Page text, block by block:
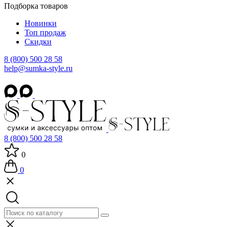
Подборка товаров
Новинки
Топ продаж
Скидки
8 (800) 500 28 58
help@sumka-style.ru
8 (800) 500 28 58
0
0